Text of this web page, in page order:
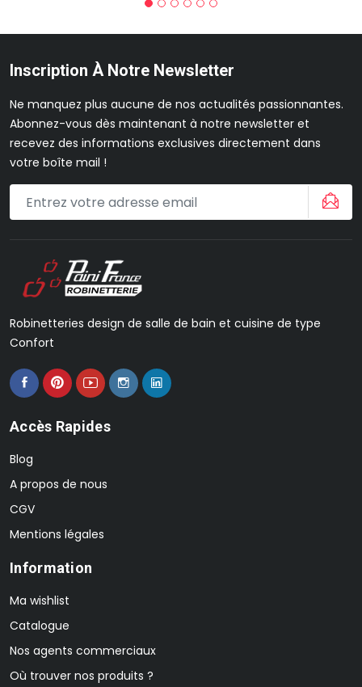
Inscription À Notre Newsletter
Ne manquez plus aucune de nos actualités passionnantes.
Abonnez-vous dès maintenant à notre newsletter et
recevez des informations exclusives directement dans
votre boîte mail !
Robinetteries design de salle de bain et cuisine de type
Confort
Accès Rapides
Blog
A propos de nous
CGV
Mentions légales
Information
Ma wishlist
Catalogue
Nos agents commerciaux
Où trouver nos produits ?